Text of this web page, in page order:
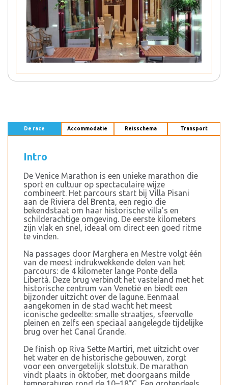
De race Accommodatie Reisschema Transport
Intro
De Venice Marathon is een unieke marathon die
sport en cultuur op spectaculaire wijze
combineert. Het parcours start bij Villa Pisani
aan de Riviera del Brenta, een regio die
bekendstaat om haar historische villa’s en
schilderachtige omgeving. De eerste kilometers
zijn vlak en snel, ideaal om direct een goed ritme
te vinden.
Na passages door Marghera en Mestre volgt één
van de meest indrukwekkende delen van het
parcours: de 4 kilometer lange Ponte della
Libertà. Deze brug verbindt het vasteland met het
historische centrum van Venetië en biedt een
bijzonder uitzicht over de lagune. Eenmaal
aangekomen in de stad wacht het meest
iconische gedeelte: smalle straatjes, sfeervolle
pleinen en zelfs een speciaal aangelegde tijdelijke
brug over het Canal Grande.
De finish op Riva Sette Martiri, met uitzicht over
het water en de historische gebouwen, zorgt
voor een onvergetelijk slotstuk. De marathon
vindt plaats in oktober, met doorgaans milde